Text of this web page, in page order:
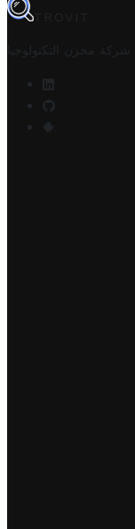
TROVIT
شركة مخزن التكنولوجيا